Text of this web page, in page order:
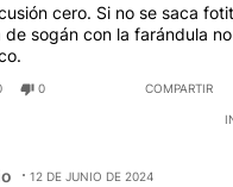
cero. Si no se saca
de sogán con la farándula
0 COMPARTIR
12 DE JUNIO DE 2024